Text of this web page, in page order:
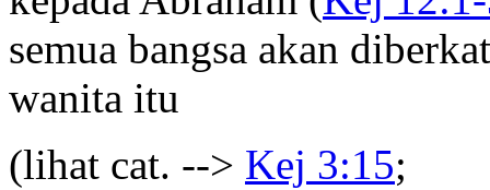
semua bangsa akan
wanita itu
(lihat cat. --> Kej 3:15;